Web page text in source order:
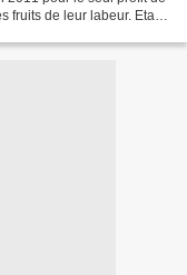
de leur labeur. Etat,